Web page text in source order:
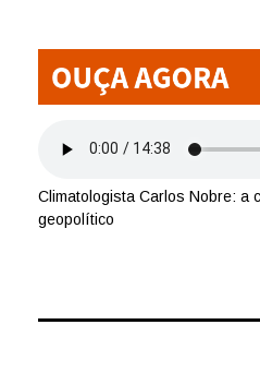
Climatologista Carlos Nobre: a
geopolítico